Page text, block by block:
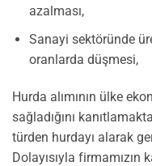
azalması,
Sanayi sektöründe
oranlarda düşmesi,
Hurda alımının ülke
sağladığını
türden hurdayı alarak
Dolayısıyla firmamızın